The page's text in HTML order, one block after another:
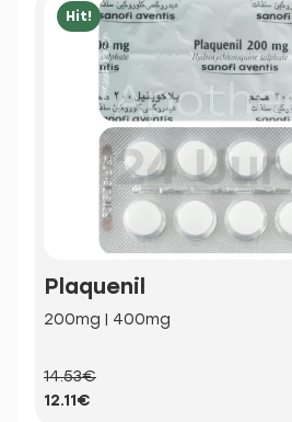
Hit!
Plaquenil
200mg | 400mg
14.53€
12.11€